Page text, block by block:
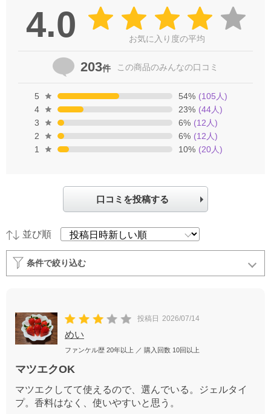
4.0 お気に入り度の平均
203件 この商品のみんなの口コミ
5 54% (105 人)
4
23% (44人)
3
6% (12 人)
2
6% (12 人)
1
10% (20人)
口コミを投稿する
並び順
条件で絞り込む
投稿日 2026/07/14
めい
ファンケル歴 20年以上 ／ 購入回数 10回以上
マツエクOK
マツエクしてて使えるので、選んでいる。ジェルタイ
プ。香料はなく、使いやすいと思う。